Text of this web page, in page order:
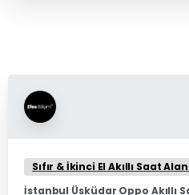
Sıfır & İkinci El Akıllı Saat
İstanbul Üsküdar Oppo Akıllı